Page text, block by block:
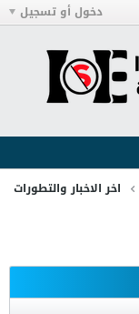
دخول أو تسجيل
اخر الاخبار والتطورات